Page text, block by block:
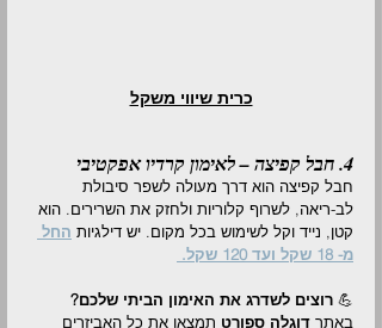
כרית שיווי משקל
4. חבל קפיצה – לאימון קרדיו אפקטיבי
חבל קפיצה הוא דרך מעולה לשפר סיבולת
לב-ריאה, לשרוף קלוריות ולחזק את השרירים. הוא
קטן, נייד וקל לשימוש בכל מקום. יש דילגיות החל
מ- 18 שקל ועד 120 שקל.
💪 רוצים לשדרג את האימון הביתי שלכם?
באתר דוגלה ספורט תמצאו את כל האביזרים